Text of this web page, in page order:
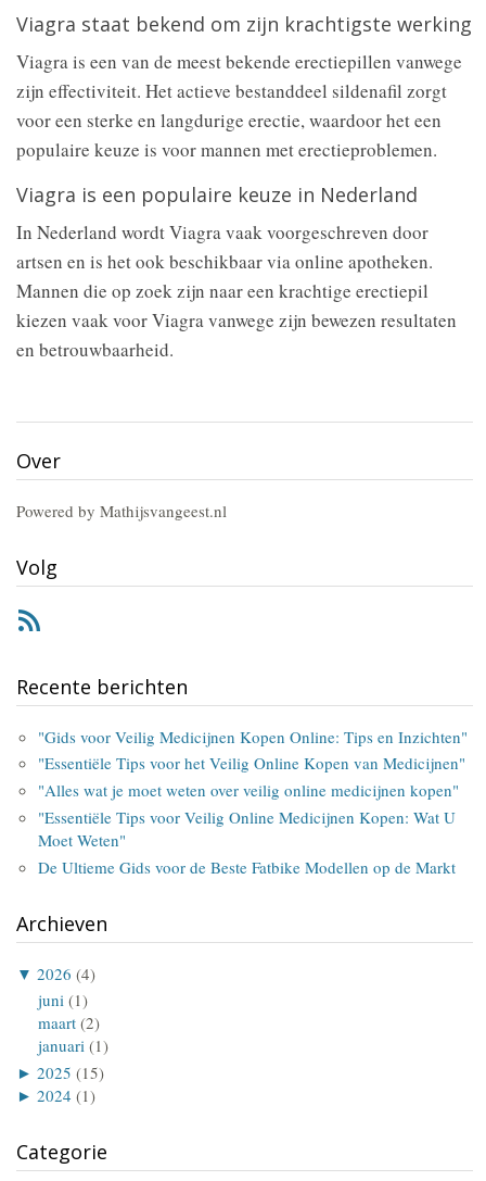
Viagra staat bekend om zijn krachtigste werking
Viagra is een van de meest bekende erectiepillen vanwege
zijn effectiviteit. Het actieve bestanddeel sildenafil zorgt
voor een sterke en langdurige erectie, waardoor het een
populaire keuze is voor mannen met erectieproblemen.
Viagra is een populaire keuze in Nederland
In Nederland wordt Viagra vaak voorgeschreven door
artsen en is het ook beschikbaar via online apotheken.
Mannen die op zoek zijn naar een krachtige erectiepil
kiezen vaak voor Viagra vanwege zijn bewezen resultaten
en betrouwbaarheid.
Over
Powered by Mathijsvangeest.nl
Volg
Recente berichten
"Gids voor Veilig Medicijnen Kopen Online: Tips en Inzichten"
"Essentiële Tips voor het Veilig Online Kopen van Medicijnen"
"Alles wat je moet weten over veilig online medicijnen kopen"
"Essentiële Tips voor Veilig Online Medicijnen Kopen: Wat U
Moet Weten"
De Ultieme Gids voor de Beste Fatbike Modellen op de Markt
Archieven
▼ 2026 (4)
juni (1)
maart (2)
januari (1)
► 2025 (15)
► 2024 (1)
Categorie